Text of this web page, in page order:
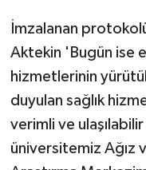
İmzalanan
Aktekin 'Bugün ise
hizmetlerinin
duyulan sağlık
verimli ve
üniversitemiz Ağız